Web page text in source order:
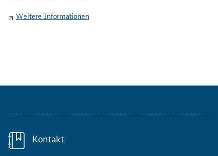
s
n
f
ü
Weitere Informationen
Kontakt